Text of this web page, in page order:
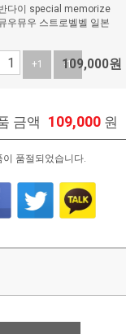
다이 special memorize
우뮤우 스트로벨벨 일본
+1 -1
109,000원
금액 109,000 원
이 품절되었습니다.